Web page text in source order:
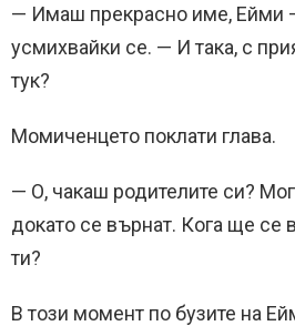
— Имаш прекрасно име, Ейми
усмихвайки се. — И така, с
тук?
Момиченцето поклати глава.
— О, чакаш родителите си?
докато се върнат. Кога ще се
ти?
В този момент по бузите на